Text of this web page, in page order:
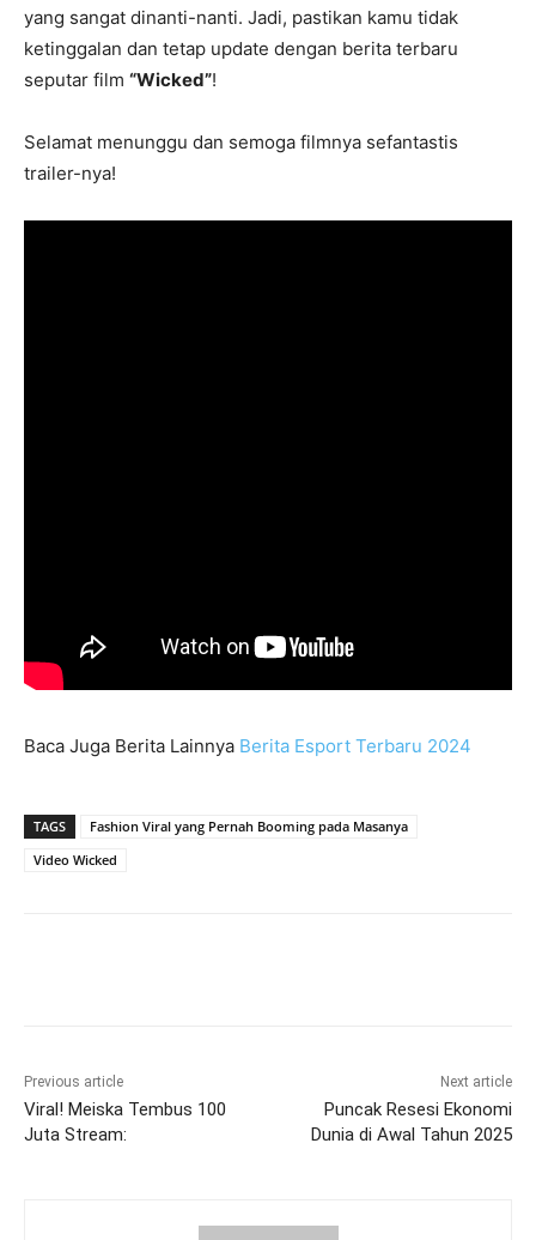
yang sangat dinanti-nanti. Jadi, pastikan kamu tidak
ketinggalan dan tetap update dengan berita terbaru
seputar film “Wicked”!
Selamat menunggu dan semoga filmnya sefantastis
trailer-nya!
Baca Juga Berita Lainnya Berita Esport Terbaru 2024
TAGS
Fashion Viral yang Pernah Booming pada Masanya
Video Wicked
Previous article
Viral! Meiska Tembus 100
Juta Stream:
Next article
Puncak Resesi Ekonomi
Dunia di Awal Tahun 2025